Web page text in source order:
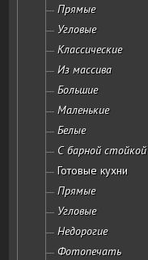
Прямые
Угловые
Классические
Из массива
Большие
Маленькие
Белые
С барной стойкой
Готовые кухни
Прямые
Угловые
Недорогие
Фотопечать